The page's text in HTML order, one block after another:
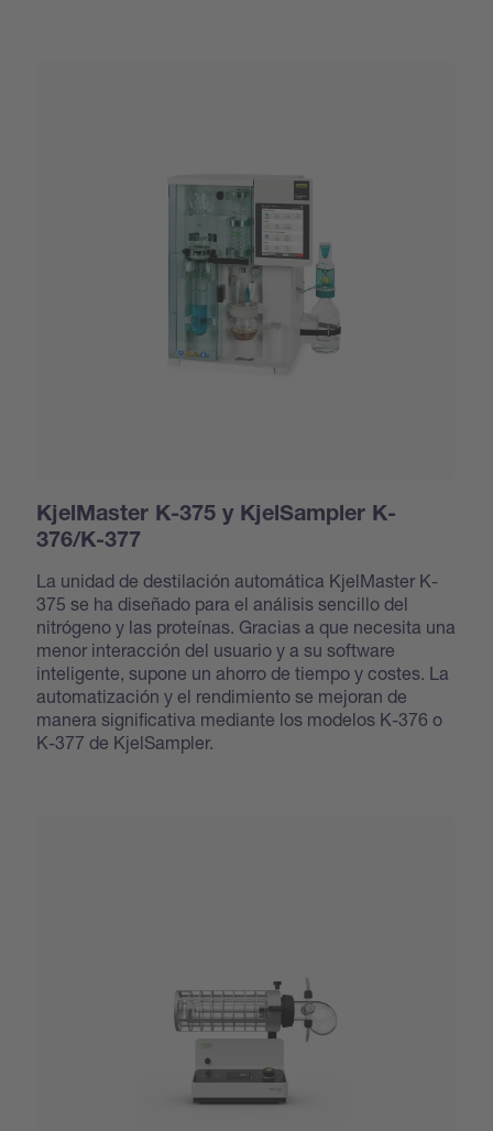
KjelMaster K-375 y KjelSampler K-
376/K-377
La unidad de destilación automática KjelMaster K-
375 se ha diseñado para el análisis sencillo del
nitrógeno y las proteínas. Gracias a que necesita una
menor interacción del usuario y a su software
inteligente, supone un ahorro de tiempo y costes. La
automatización y el rendimiento se mejoran de
manera significativa mediante los modelos K-376 o
K-377 de KjelSampler.